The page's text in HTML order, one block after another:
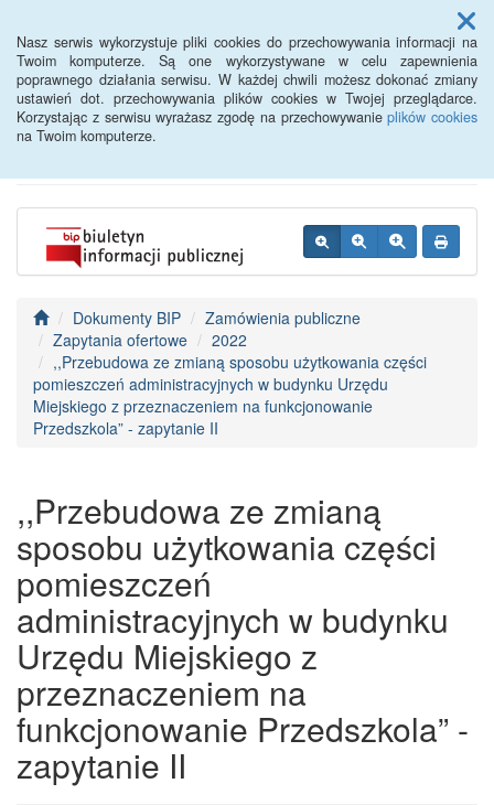
Nasz serwis wykorzystuje pliki cookies do przechowywania informacji na
Twoim komputerze. Są one wykorzystywane w celu zapewnienia
poprawnego działania serwisu. W każdej chwili możesz dokonać zmiany
ustawień dot. przechowywania plików cookies w Twojej przeglądarce.
Korzystając z serwisu wyrażasz zgodę na przechowywanieplików cookies
na Twoim komputerze.
Menu
BIP - Urząd Miejski
Wyśmierzyce
Dokumenty BIP
Zamówienia publiczne
Zapytania ofertowe
2022
,,Przebudowa ze zmianą sposobu użytkowania części
pomieszczeń administracyjnych w budynku Urzędu
Miejskiego z przeznaczeniem na funkcjonowanie
Przedszkola” - zapytanie II
,,Przebudowa ze zmianą
sposobu użytkowania części
pomieszczeń
administracyjnych w budynku
Urzędu Miejskiego z
przeznaczeniem na
funkcjonowanie Przedszkola” -
zapytanie II